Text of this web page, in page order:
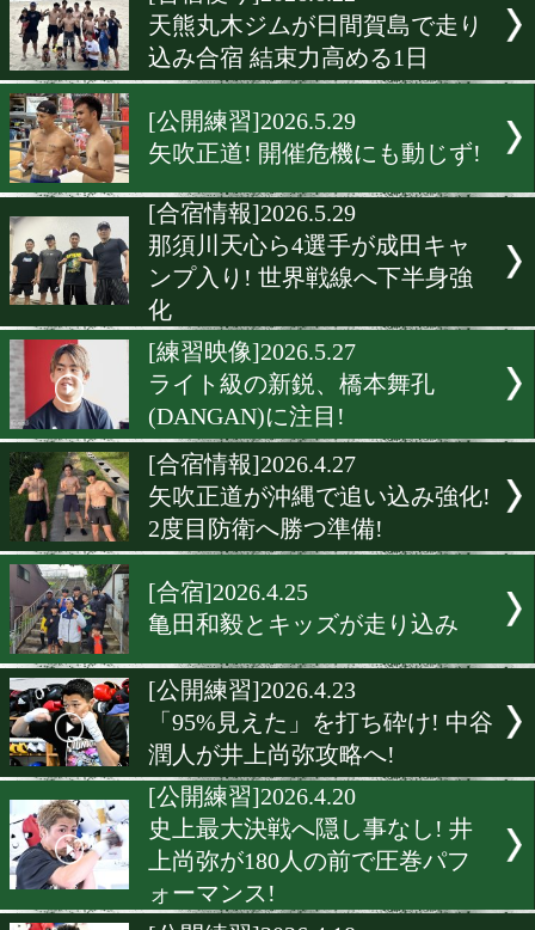
[公開練習]2026.6.30
但馬ミツロが王座奪取へ仕
り順調! 豪州王者相手に好
ピール
[ラスベガス情報]2026.6.26
佐々木尽がラスベガスで世
準を吸収!
[合宿便り]2026.6.22
天熊丸木ジムが日間賀島で
込み合宿 結束力高める1日
[公開練習]2026.5.29
矢吹正道! 開催危機にも動
[合宿情報]2026.5.29
ンプ入り! 世界戦線へ下半
化
[練習映像]2026.5.27
ライト級の新鋭、橋本舞孔
(DANGAN)に注目!
[合宿情報]2026.4.27